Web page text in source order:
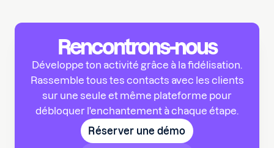
Rencontrons-nous
Développe ton activité grâce à la fidélisation.
Rassemble tous tes contacts avec les clients
sur une seule et même plateforme pour
débloquer l'enchantement à chaque étape.
Réserver une démo